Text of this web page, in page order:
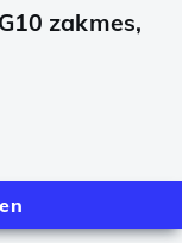
zakmes,